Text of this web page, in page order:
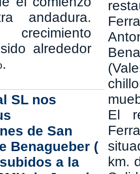
andadura.
alrededor
SL nos
de San
Benagueber (
a la
El
km.